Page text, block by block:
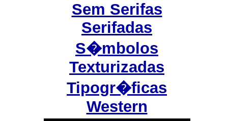
Sem Serifas
Serifadas
S�mbolos
Texturizadas
Tipogr�ficas
Western